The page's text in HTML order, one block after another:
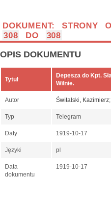
DOKUMENT: STRONY
308
DO 308
OPIS DOKUMENTU
Tytuł
Depesza do Kpt.
Wilnie.
Autor Świtalski, Kazimierz;
Typ Telegram
Daty 1919-10-17
Języki pl
Data
dokumentu
1919-10-17